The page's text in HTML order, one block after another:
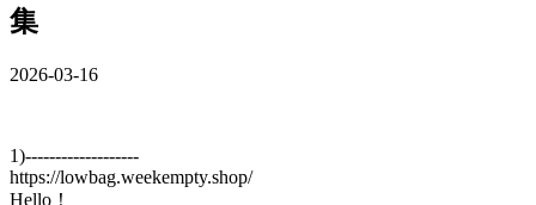
集
2026-03-16
1)-------------------
https://lowbag.weekempty.shop/
Hello！